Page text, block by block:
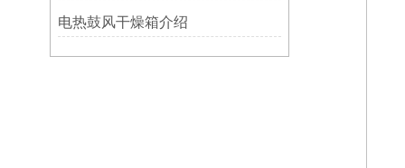
电热鼓风干燥箱介绍